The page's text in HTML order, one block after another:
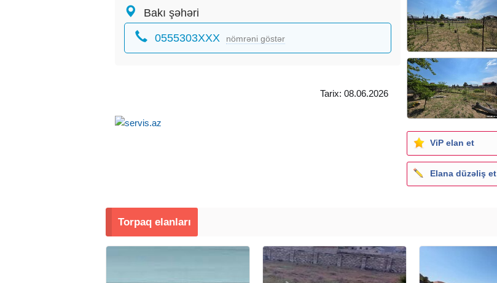
Bakı şəhəri
0555303XXX nömrəni göstər
Tarix: 08.06.2026
ViP elan et
Elana düzəliş et
Torpaq elanları